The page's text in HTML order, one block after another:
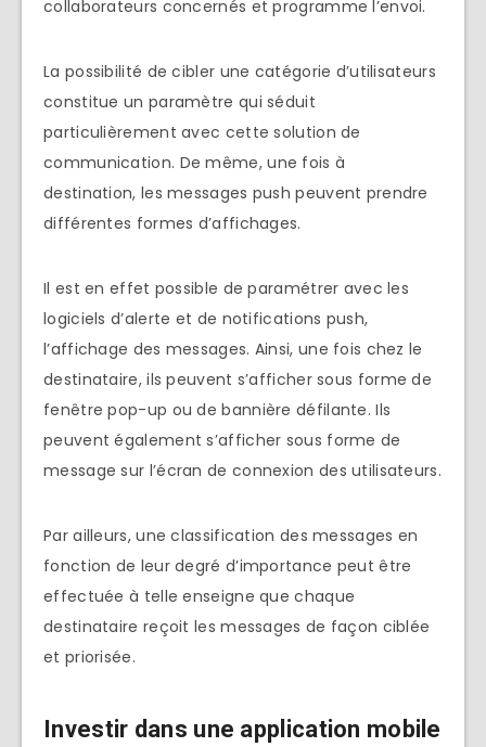
collaborateurs concernés et programme l’envoi.
La possibilité de cibler une catégorie d’utilisateurs
constitue un paramètre qui séduit
particulièrement avec cette solution de
communication. De même, une fois à
destination, les messages push peuvent prendre
différentes formes d’affichages.
Il est en effet possible de paramétrer avec les
logiciels d’alerte et de notifications push,
l’affichage des messages. Ainsi, une fois chez le
destinataire, ils peuvent s’afficher sous forme de
fenêtre pop-up ou de bannière défilante. Ils
peuvent également s’afficher sous forme de
message sur l’écran de connexion des utilisateurs.
Par ailleurs, une classification des messages en
fonction de leur degré d’importance peut être
effectuée à telle enseigne que chaque
destinataire reçoit les messages de façon ciblée
et priorisée.
Investir dans une application mobile